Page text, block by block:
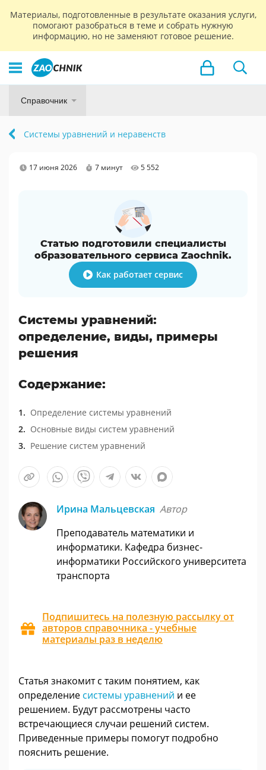
Материалы, подготовленные в результате оказания услуги,
помогают разобраться в теме и собрать нужную
информацию, но не заменяют готовое решение.
Справочник
Системы уравнений и неравенств
17 июня 2026 7 минут 5 552
Статью подготовили специалисты
образовательного сервиса Zaochnik.
Как работает сервис
Системы уравнений:
определение, виды, примеры
решения
Содержание:
Определение системы уравнений
Основные виды систем уравнений
Решение систем уравнений
Ирина Мальцевская Автор
Преподаватель математики и
информатики. Кафедра бизнес-
информатики Российского университета
транспорта
Подпишитесь на полезную рассылку от
авторов справочника - учебные
материалы раз в неделю
Статья знакомит с таким понятием, как
определение системы уравнений и ее
решением. Будут рассмотрены часто
встречающиеся случаи решений систем.
Приведенные примеры помогут подробно
пояснить решение.